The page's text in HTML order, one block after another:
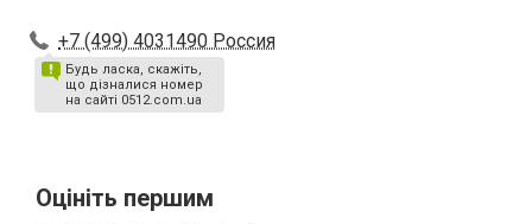
+7 (499) 4031490 Россия
Будь ласка, скажіть,
що дізналися номер
на сайті 0512.com.ua
Оцініть першим